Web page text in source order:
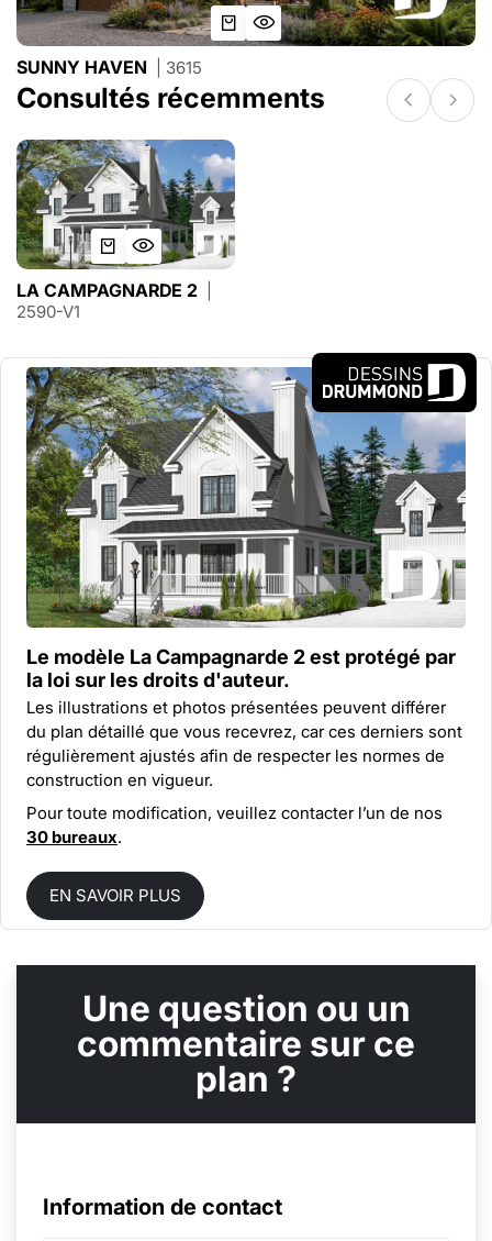
SUNNY HAVEN | 3615
Consultés récemments
LA CAMPAGNARDE 2
2590-V1
Le modèle La Campagnarde 2 est protégé par
la loi sur les droits d'auteur.
Les illustrations et photos présentées peuvent différer
du plan détaillé que vous recevrez, car ces derniers sont
régulièrement ajustés afin de respecter les normes de
construction en vigueur.
Pour toute modification, veuillez contacter l’un de nos
30 bureaux.
EN SAVOIR PLUS
Une question ou un
commentaire sur ce
plan ?
Information de contact